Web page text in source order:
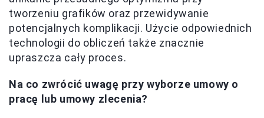
tworzeniu grafików oraz przewidywanie
potencjalnych komplikacji. Użycie odpowiednich
technologii do obliczeń także znacznie
upraszcza cały proces.
Na co zwrócić uwagę przy wyborze umowy o
pracę lub umowy zlecenia?